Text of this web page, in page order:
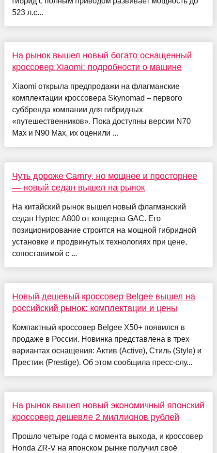
523 л.с...
На рынок вышел новый богато оснащенный
кроссовер Xiaomi: подробности о машине
Xiaomi открыла предпродажи на флагманские
комплектации кроссовера Skynomad – первого
суббренда компании для гибридных
«путешественников». Пока доступны версии N70
Max и N90 Max, их оценили ...
Чуть дороже Camry, но мощнее и просторнее
— новый седан вышел на рынок
На китайский рынок вышел новый флагманский
седан Hyptec A800 от концерна GAC. Его
позиционирование строится на мощной гибридной
установке и продвинутых технологиях при цене,
сопоставимой с ...
Новый дешевый кроссовер Belgee вышел на
российский рынок: комплектации и цены
Компактный кроссовер Belgee X50+ появился в
продаже в России. Новинка представлена в трех
вариантах оснащения: Актив (Active), Стиль (Style) и
Престиж (Prestige). Об этом сообщила пресс-слу...
На рынок вышел новый экономичный японский
кроссовер дешевле 2 миллионов рублей
Прошло четыре года с момента выхода, и кроссовер
Honda ZR-V на японском рынке получил своё